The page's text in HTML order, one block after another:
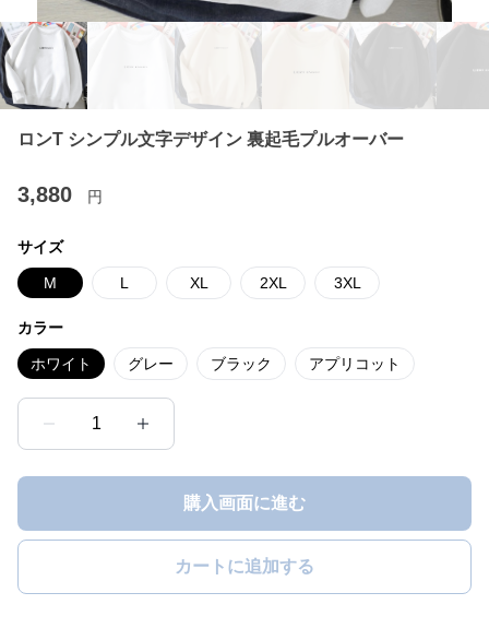
ロンT シンプル文字デザイン 裏起毛プルオーバー
3,880 円
サイズ
M L XL 2XL 3XL
カラー
ホワイト グレー ブラック アプリコット
1
購入画面に進む
カートに追加する